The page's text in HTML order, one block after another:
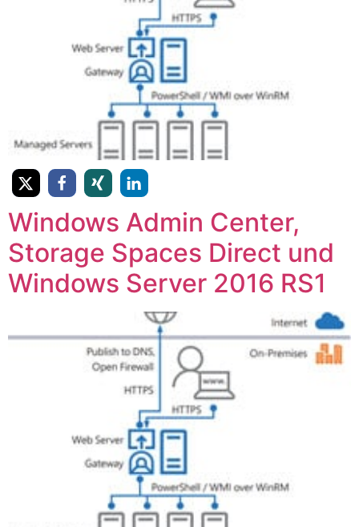
Windows Admin Center,
Storage Spaces Direct und
Windows Server 2016 RS1